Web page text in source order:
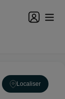
Localiser